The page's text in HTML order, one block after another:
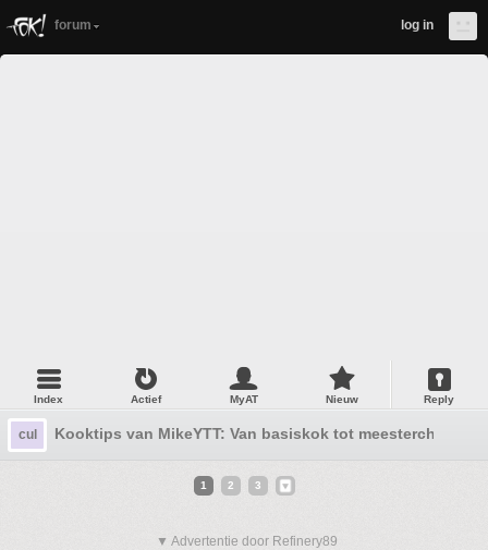
forum log in
Index Actief MyAT Nieuw Reply
cul Kooktips van MikeYTT: Van basiskok tot meesterchef
1 2 3
▼ Advertentie door Refinery89